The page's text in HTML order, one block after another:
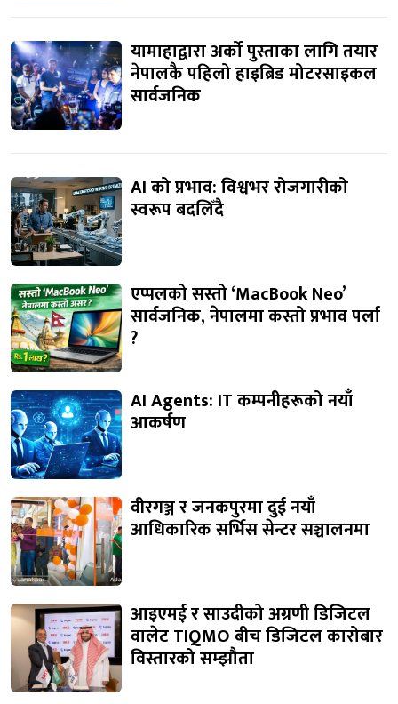
यामाहाद्वारा अर्को पुस्ताका लागि तयार
नेपालकै पहिलो हाइब्रिड मोटरसाइकल
सार्वजनिक
AI को प्रभाव: विश्वभर रोजगारीको
स्वरूप बदलिँदै
एप्पलको सस्तो ‘MacBook Neo’
सार्वजनिक, नेपालमा कस्तो प्रभाव पर्ला
?
AI Agents: IT कम्पनीहरूको नयाँ
आकर्षण
वीरगञ्ज र जनकपुरमा दुई नयाँ
आधिकारिक सर्भिस सेन्टर सञ्चालनमा
आइएमई र साउदीको अग्रणी डिजिटल
वालेट TIQMO बीच डिजिटल कारोबार
विस्तारको सम्झौता